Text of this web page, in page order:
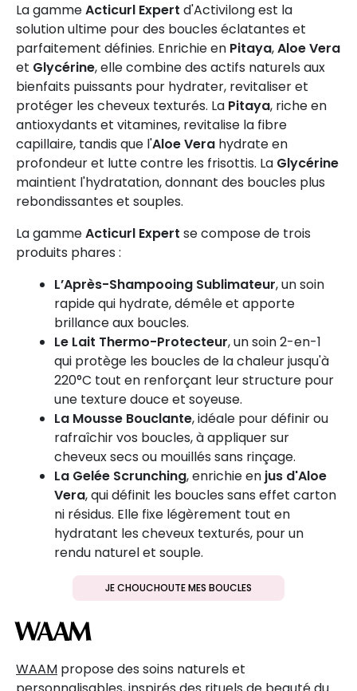
La gammeActicurl Expert d'Activilong est la
solution ultime pour des boucles éclatantes et
parfaitement définies. Enrichie en Pitaya,Aloe Vera
et Glycérine, elle combine des actifs naturels aux
bienfaits puissants pour hydrater, revitaliser et
protéger les cheveux texturés. La Pitaya, riche en
antioxydants et vitamines, revitalise la fibre
capillaire, tandis que l'Aloe Vera hydrate en
profondeur et lutte contre les frisottis. La Glycérine
maintient l'hydratation, donnant des boucles plus
rebondissantes et souples.
La gammeActicurl Expert se compose de trois
produits phares :
L’Après-Shampooing Sublimateur, un soin
rapide qui hydrate, démêle et apporte
brillance aux boucles.
Le Lait Thermo-Protecteur, un soin 2-en-1
qui protège les boucles de la chaleur jusqu'à
220°C tout en renforçant leur structure pour
une texture douce et soyeuse.
La Mousse Bouclante, idéale pour définir ou
rafraîchir vos boucles, à appliquer sur
cheveux secs ou mouillés sans rinçage.
La Gelée Scrunching, enrichie en jus d'Aloe
Vera, qui définit les boucles sans effet carton
ni résidus. Elle fixe légèrement tout en
hydratant les cheveux texturés, pour un
rendu naturel et souple.
JE CHOUCHOUTE MES BOUCLES
WAAM
WAAM propose des soins naturels et